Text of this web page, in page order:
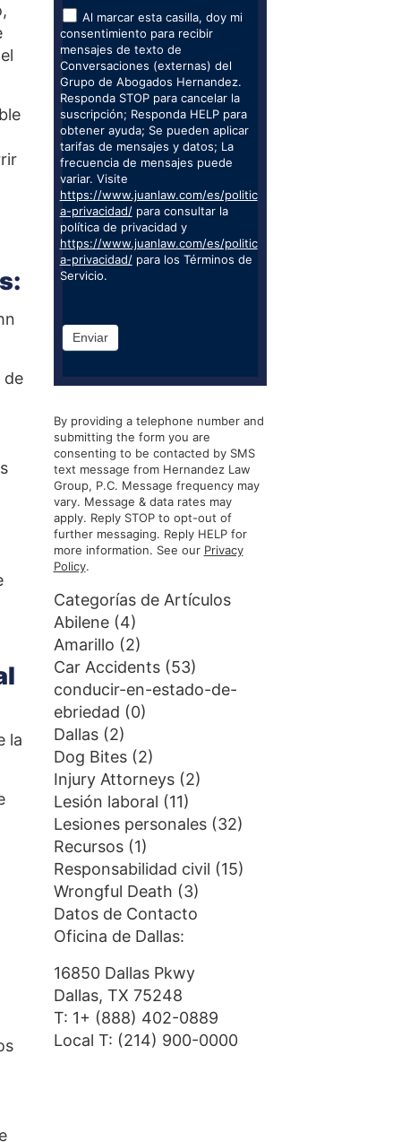
de
la
Al marcar esta casilla, doy mi
consentimiento para recibir
mensajes de texto de
Conversaciones (externas) del
Grupo de Abogados Hernandez.
Responda STOP para cancelar la
suscripción; Responda HELP para
obtener ayuda; Se pueden aplicar
tarifas de mensajes y datos; La
frecuencia de mensajes puede
variar. Visite
https://www.juanlaw.com/es/politic
a-privacidad/para consultar la
política de privacidad y
https://www.juanlaw.com/es/politic
a-privacidad/para los Términos de
Servicio.
Enviar
By providing a telephone number and
submitting the form you are
consenting to be contacted by SMS
text message from Hernandez Law
Group, P.C. Message frequency may
vary. Message & data rates may
apply. Reply STOP to opt-out of
further messaging. Reply HELP for
more information. See our Privacy
Policy.
Categorías de Artículos
Abilene(4)
Amarillo (2)
Car Accidents(53)
conducir-en-estado-de-
ebriedad (0)
Dallas(2)
Dog Bites(2)
Injury Attorneys(2)
Lesión laboral (11)
Lesiones personales(32)
Recursos(1)
Responsabilidad civil (15)
Wrongful Death (3)
Datos de Contacto
Oficina de Dallas:
16850 Dallas Pkwy
Dallas, TX 75248
T: 1+ (888) 402-0889
Local T: (214) 900-0000